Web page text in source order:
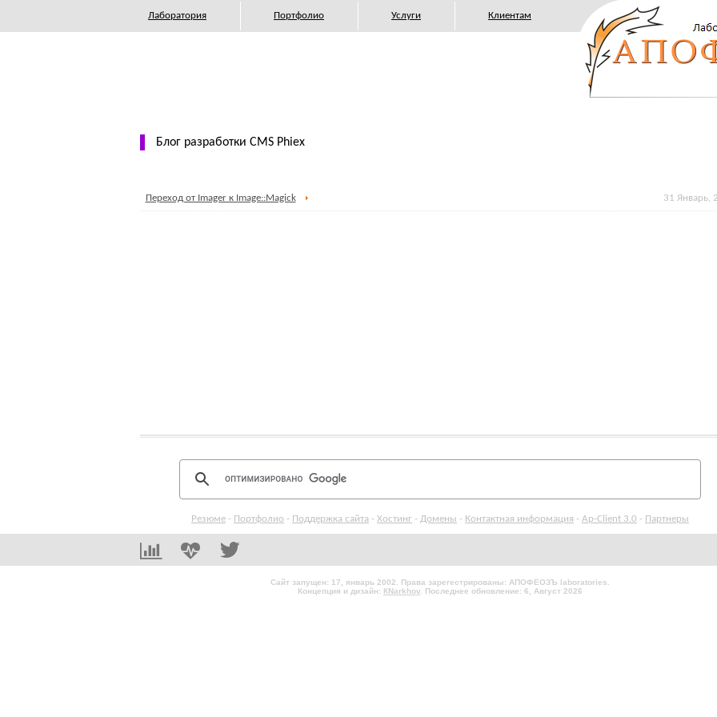
Лаборатория Портфолио Услуги Клиентам
Блог разработки CMS Phiex
Переход от Imager к Image::Magick 31 Январь,
Резюме - Портфолио - Поддержка сайта - Хостинг - Домены - Контактная информация - Ap-Client 3.0 - Партнеры
Сайт запущен: 17, январь 2002. Права зарегестрированы: АПОФЕОЗЪ laboratories.
Концепция и дизайн: КNarkhov . Последнее обновление: 6, Август 2026